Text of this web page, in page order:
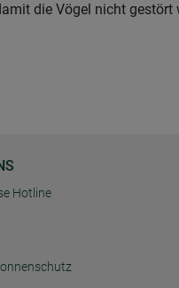
die Vögel nicht gestört
Hotline